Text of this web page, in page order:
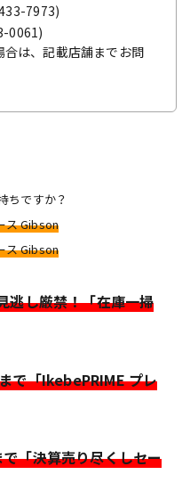
7973)
0061)
は、記載店舗までお問
ちですか？
ス Gibson
ス Gibson
逃し厳禁！「在庫一掃
で「IkebePRIME プレ
「決算売り尽くしセー